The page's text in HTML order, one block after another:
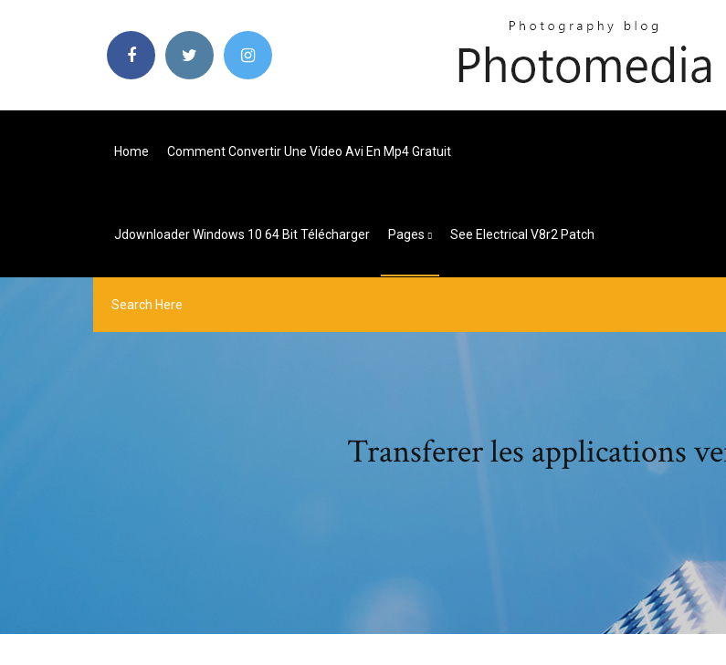
Home Comment Convertir Une Video Avi En Mp4 Gratuit
Jdownloader Windows 10 64 Bit Télécharger Pages See Electrical V8r2 Patch
Transferer les applications